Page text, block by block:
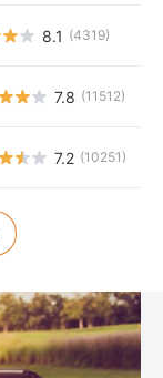
8.1 (4319)
7.8 (11512)
7.2 (10251)